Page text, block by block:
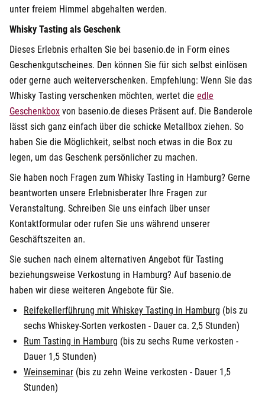
unter freiem Himmel abgehalten werden.
Whisky Tasting als Geschenk
Dieses Erlebnis erhalten Sie bei basenio.de in Form eines
Geschenkgutscheines. Den können Sie für sich selbst einlösen
oder gerne auch weiterverschenken. Empfehlung: Wenn Sie das
Whisky Tasting verschenken möchten, wertet die edle
Geschenkbox von basenio.de dieses Präsent auf. Die Banderole
lässt sich ganz einfach über die schicke Metallbox ziehen. So
haben Sie die Möglichkeit, selbst noch etwas in die Box zu
legen, um das Geschenk persönlicher zu machen.
Sie haben noch Fragen zum Whisky Tasting in Hamburg? Gerne
beantworten unsere Erlebnisberater Ihre Fragen zur
Veranstaltung. Schreiben Sie uns einfach über unser
Kontaktformular oder rufen Sie uns während unserer
Geschäftszeiten an.
Sie suchen nach einem alternativen Angebot für Tasting
beziehungsweise Verkostung in Hamburg? Auf basenio.de
haben wir diese weiteren Angebote für Sie.
Reifekellerführung mit Whiskey Tasting in Hamburg (bis zu
sechs Whiskey-Sorten verkosten - Dauer ca. 2,5 Stunden)
Rum Tasting in Hamburg (bis zu sechs Rume verkosten -
Dauer 1,5 Stunden)
Weinseminar (bis zu zehn Weine verkosten - Dauer 1,5
Stunden)